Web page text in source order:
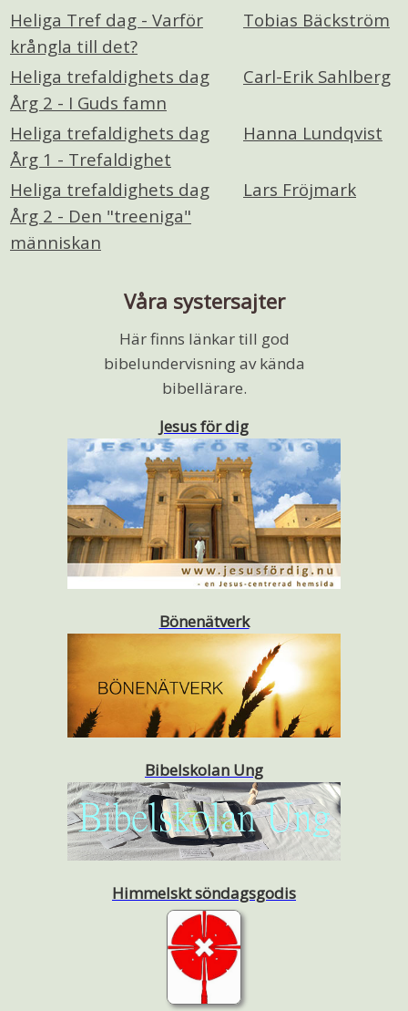
Heliga Tref dag - Varför
krångla till det?
Tobias Bäckström
Heliga trefaldighets dag
Årg 2 - I Guds famn
Carl-Erik Sahlberg
Heliga trefaldighets dag
Årg 1 - Trefaldighet
Hanna Lundqvist
Heliga trefaldighets dag
Årg 2 - Den "treeniga"
människan
Lars Fröjmark
Våra systersajter
Här finns länkar till god
bibelundervisning av kända
bibellärare.
Jesus för dig
Bönenätverk
Bibelskolan Ung
Himmelskt söndagsgodis